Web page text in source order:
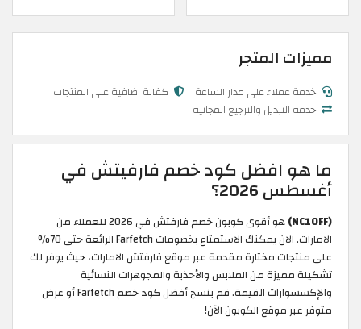
مميزات المتجر
خدمة عملاء على مدار الساعة
كفالة اضافية على المنتجات
خدمة التبديل والترجيع المجانية
ما هو افضل كود خصم فارفيتش في
أغسطس 2026؟
(NC10FF)
هو أقوى كوبون خصم فارفتش في 2026 للعملاء من
الامارات. الان يمكنك الاستمتاع بخصومات Farfetch الرائعة حتى 70%
على منتجات مختارة مقدمة عبر موقع فارفتش الامارات، حيث يوفر لك
تشكيلة مميزة من الملابس والأحذية والمجوهرات النسائية
والإكسسوارات القيمة. قم بنسخ أفضل كود خصم Farfetch أو عرض
متوفر عبر موقع الكوبون الآن!